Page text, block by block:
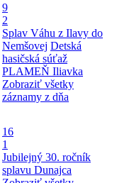
9
2
Splav Váhu z Ilavy do
Nemšovej Detská
hasičská súťaž
PLAMEŇ Iliavka
Zobraziť všetky
záznamy z dňa
16
1
Jubilejný 30. ročník
splavu Dunajca